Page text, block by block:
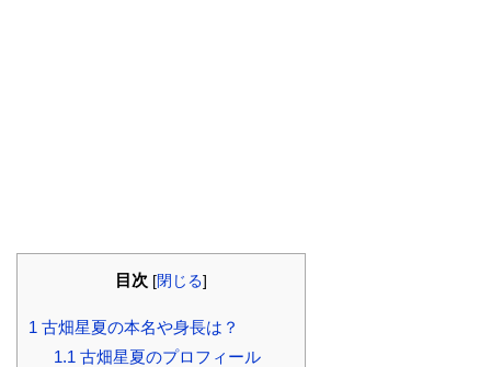
目次 [閉じる]
1 古畑星夏の本名や身長は？
1.1 古畑星夏のプロフィール